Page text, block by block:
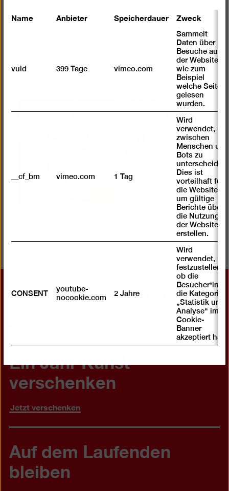
Lieblingsmuseum unterstützen! Hier findest du deine
Jung und Artig werden
Ein Jahr Kunst
verschenken
Jetzt verschenken
Auf dem Laufenden
bleiben
Name Anbieter Speicherdauer Zweck
vuid 399 Tage vimeo.com
Sammelt
Daten über
Besuche auf
der Website,
wie zum
Beispiel
welche Seiten
gelesen
wurden.
__cf_bm vimeo.com 1 Tag
Wird
verwendet, um
zwischen
Menschen und
Bots zu
unterscheiden.
Dies ist
vorteilhaft für
die Website,
um gültige
Berichte über
die Nutzung
der Website zu
erstellen.
CONSENT
youtube-
nocookie.com
2 Jahre
Wird
verwendet, um
festzustellen ,
ob die
Besucher*in
die Kategorie
„Statistik und
Analyse“ im
Cookie-
Banner
akzeptiert hat